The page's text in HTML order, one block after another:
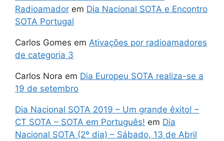
Radioamador em Dia Nacional SOTA e Encontro
SOTA Portugal
Carlos Gomes em Ativações por radioamadores
de categoria 3
Carlos Nora em Dia Europeu SOTA realiza-se a
19 de setembro
Dia Nacional SOTA 2019 – Um grande êxito! –
CT SOTA – SOTA em Português! em Dia
Nacional SOTA (2º dia) – Sábado, 13 de Abril